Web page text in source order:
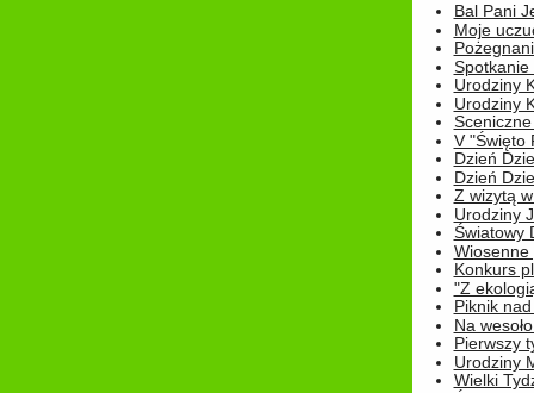
Bal Pani
Moje
Spotkanie
Urodziny
Urodziny
V "Święto
Dzień
Dzień
Z wizytą
Urodziny
Światowy
Wiosenne
Konkurs
"Z
Piknik
Na
Pierwszy
Urodziny
Wielki